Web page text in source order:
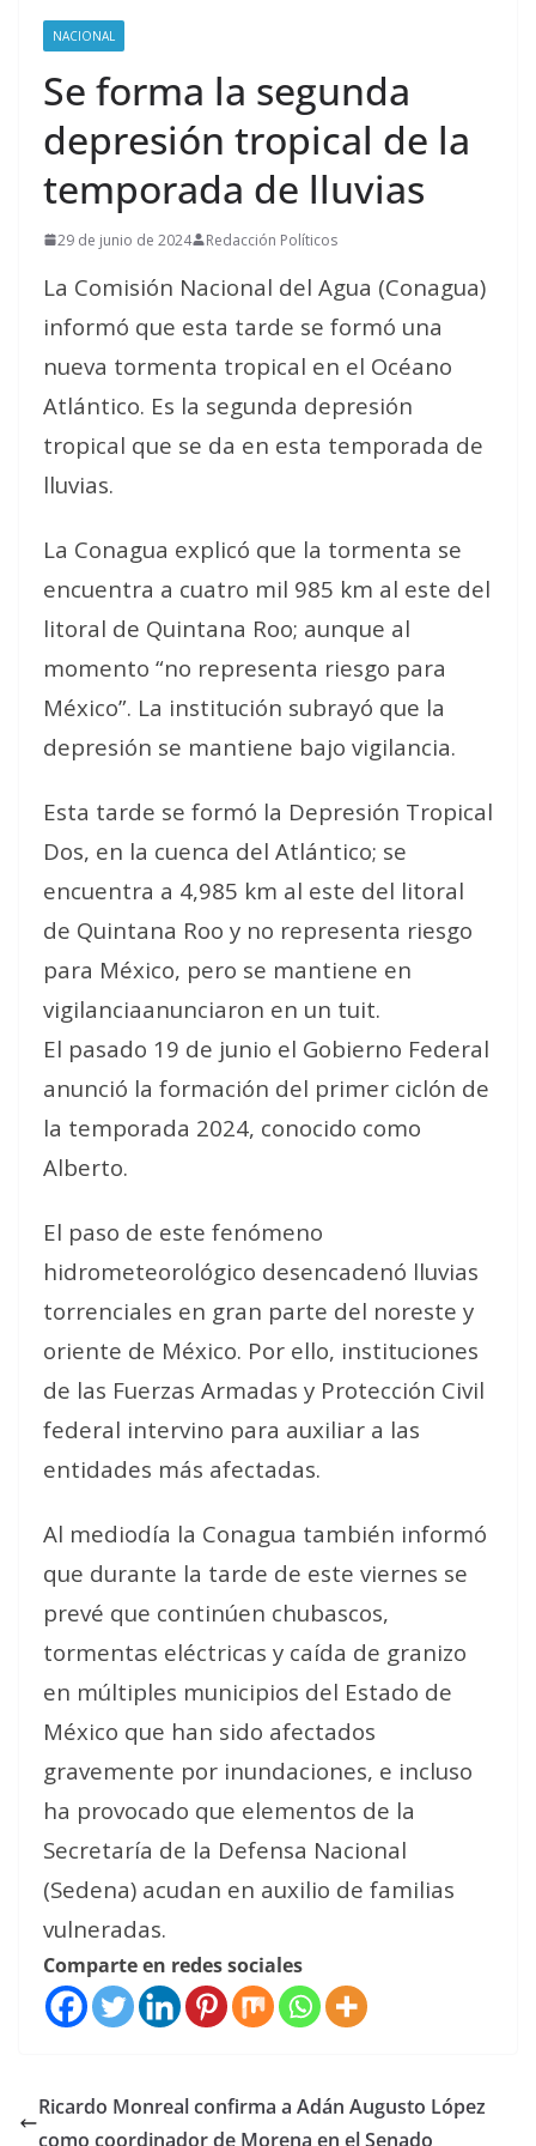
NACIONAL
Se forma la segunda
depresión tropical de la
temporada de lluvias
29 de junio de 2024 Redacción Políticos
La Comisión Nacional del Agua (Conagua)
informó que esta tarde se formó una
nueva tormenta tropical en el Océano
Atlántico. Es la segunda depresión
tropical que se da en esta temporada de
lluvias.
La Conagua explicó que la tormenta se
encuentra a cuatro mil 985 km al este del
litoral de Quintana Roo; aunque al
momento “no representa riesgo para
México”. La institución subrayó que la
depresión se mantiene bajo vigilancia.
Esta tarde se formó la Depresión Tropical
Dos, en la cuenca del Atlántico; se
encuentra a 4,985 km al este del litoral
de Quintana Roo y no representa riesgo
para México, pero se mantiene en
vigilanciaanunciaron en un tuit.
El pasado 19 de junio el Gobierno Federal
anunció la formación del primer ciclón de
la temporada 2024, conocido como
Alberto.
El paso de este fenómeno
hidrometeorológico desencadenó lluvias
torrenciales en gran parte del noreste y
oriente de México. Por ello, instituciones
de las Fuerzas Armadas y Protección Civil
federal intervino para auxiliar a las
entidades más afectadas.
Al mediodía la Conagua también informó
que durante la tarde de este viernes se
prevé que continúen chubascos,
tormentas eléctricas y caída de granizo
en múltiples municipios del Estado de
México que han sido afectados
gravemente por inundaciones, e incluso
ha provocado que elementos de la
Secretaría de la Defensa Nacional
(Sedena) acudan en auxilio de familias
vulneradas.
Comparte en redes sociales
Ricardo Monreal confirma a Adán Augusto López
como coordinador de Morena en el Senado